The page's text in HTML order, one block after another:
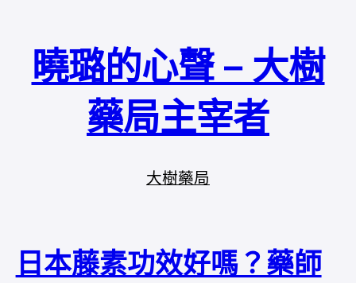
曉璐的心聲 – 大樹
藥局主宰者
大樹藥局
日本藤素功效好嗎？藥師